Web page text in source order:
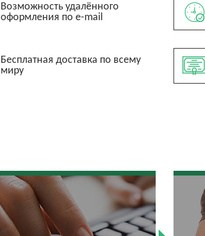
Возможность удалённого
оформления по e-mail
Бесплатная доставка по всему
миру